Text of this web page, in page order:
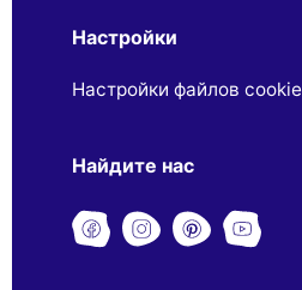
Настройки
Настройки файлов cookie
Найдите нас